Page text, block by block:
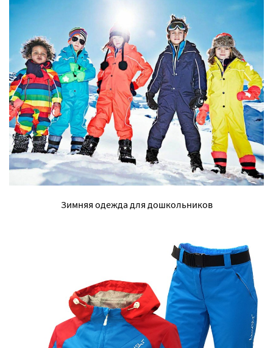
Зимняя одежда для дошкольников